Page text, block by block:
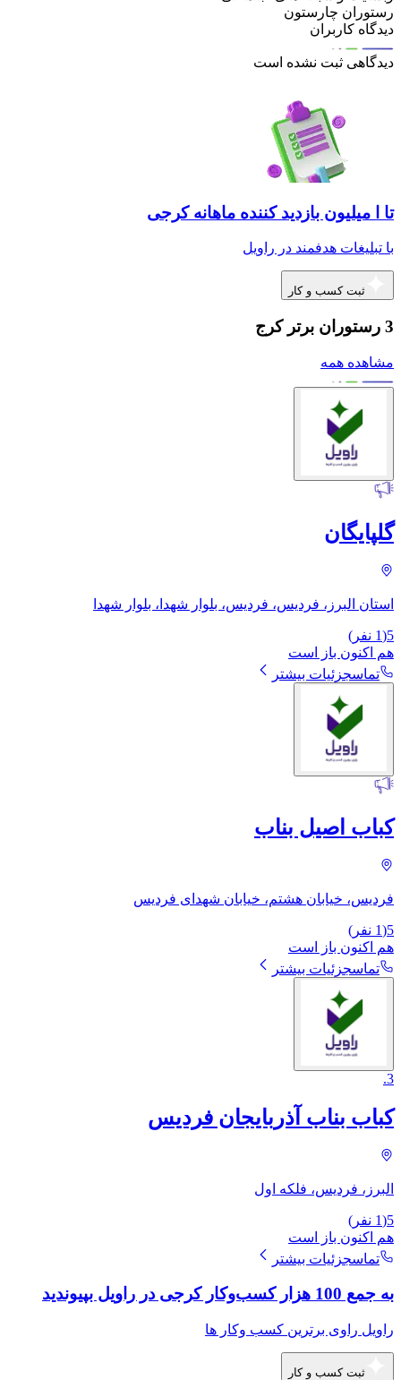
رستوران چارستون
دیدگاه کاربران
دیدگاهی ثبت نشده است
تا ا میلیون بازدید کننده ماهانه کرجی
با تبلیغات هدفمند در راویل
ثبت کسب و کار
3 رستوران برتر کرج
مشاهده همه
گلپایگان
استان البرز، فردیس، فردیس، بلوار شهدا، بلوار شهدا
5
(
1 نفر)
هم اکنون باز است
تماسجزئیات بیشتر
کباب اصیل بناب
فردیس، خیابان هشتم، خیابان شهدای فردیس
5
(
1 نفر)
هم اکنون باز است
تماسجزئیات بیشتر
3
.
کباب بناب آذربایجان فردیس
البرز، فردیس، فلکه اول
5
(
1 نفر)
هم اکنون باز است
تماسجزئیات بیشتر
به جمع 100 هزار کسب‌وکار کرجی در راویل بپیوندید
راویل راوی برترین کسب وکار ها
ثبت کسب و کار